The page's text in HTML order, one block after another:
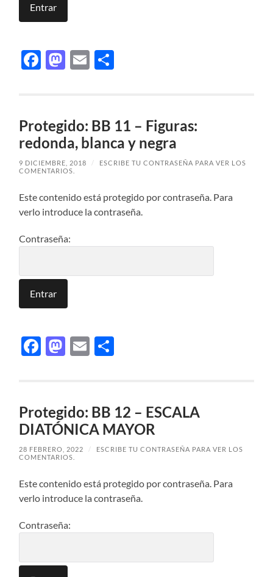
Facebook
Mastodon
Email
Protegido: BB 11 – Figuras:
redonda, blanca y negra
9 DICIEMBRE, 2018 /
ESCRIBE TU CONTRASEÑA PARA VER LOS
COMENTARIOS.
Este contenido está protegido por contraseña. Para
verlo introduce la contraseña.
Contraseña:
Facebook
Mastodon
Email
Protegido: BB 12 – ESCALA
DIATÓNICA MAYOR
28 FEBRERO, 2022 /
ESCRIBE TU CONTRASEÑA PARA VER LOS
COMENTARIOS.
Este contenido está protegido por contraseña. Para
verlo introduce la contraseña.
Contraseña: